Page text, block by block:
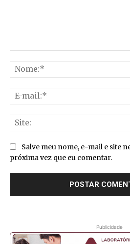
Salve meu nome, e-mail e site
próxima vez que eu comentar.
Publicidade